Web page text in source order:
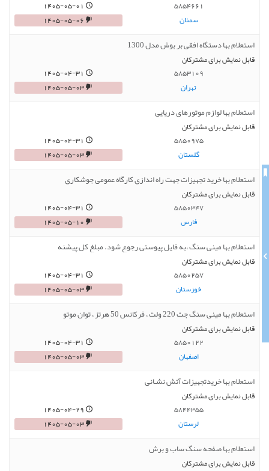
5854661
سمنان
1405-05-01
1405-05-06
استعلام بها دستگاه افقی بر بوش مدل 1300
قابل نمایش برای مشترکان
5853109
تهران
1405-04-31
1405-05-03
استعلام بها لوازم موتورهای دریایی
قابل نمایش برای مشترکان
5850975
گلستان
1405-04-31
1405-05-03
استعلام بها خرید تجهیزات جهت راه اندازی کارگاه عمومی جوشکاری
قابل نمایش برای مشترکان
5850347
فارس
1405-04-31
1405-05-10
استعلام بها مینی سنگ ،به فایل پیوستی رجوع شود. مبلغ کل پیشنه
قابل نمایش برای مشترکان
5850257
خوزستان
1405-04-31
1405-05-03
استعلام بها مینی سنگ جت 220 ولت ، فرکانس 50 هرتز ، توان موتو
قابل نمایش برای مشترکان
5850122
اصفهان
1405-04-31
1405-05-03
استعلام بها خریدتجهیزات آتش نشـانی
قابل نمایش برای مشترکان
5844355
لرستان
1405-04-29
1405-05-03
استعلام بها صفحه سنگ ساب و برش
قابل نمایش برای مشترکان